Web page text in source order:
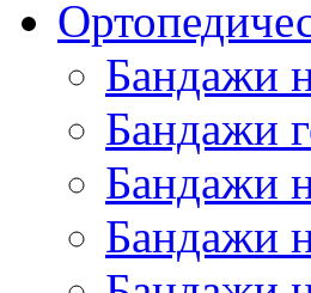
Бандажи
Бандажи
Бандажи
Бандажи